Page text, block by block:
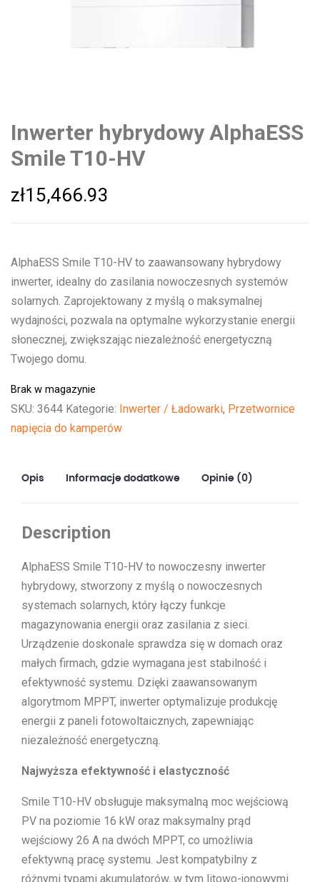
Inwerter hybrydowy AlphaESS
Smile T10-HV
zł15,466.93
AlphaESS Smile T10-HV to zaawansowany hybrydowy
inwerter, idealny do zasilania nowoczesnych systemów
solarnych. Zaprojektowany z myślą o maksymalnej
wydajności, pozwala na optymalne wykorzystanie energii
słonecznej, zwiększając niezależność energetyczną
Twojego domu.
Brak w magazynie
SKU: 3644 Kategorie: Inwerter / Ładowarki, Przetwornice
napięcia do kamperów
Opis Informacje dodatkowe Opinie (0)
Description
AlphaESS Smile T10-HV to nowoczesny inwerter
hybrydowy, stworzony z myślą o nowoczesnych
systemach solarnych, który łączy funkcje
magazynowania energii oraz zasilania z sieci.
Urządzenie doskonale sprawdza się w domach oraz
małych firmach, gdzie wymagana jest stabilność i
efektywność systemu. Dzięki zaawansowanym
algorytmom MPPT, inwerter optymalizuje produkcję
energii z paneli fotowoltaicznych, zapewniając
niezależność energetyczną.
Najwyższa efektywność i elastyczność
Smile T10-HV obsługuje maksymalną moc wejściową
PV na poziomie 16 kW oraz maksymalny prąd
wejściowy 26 A na dwóch MPPT, co umożliwia
efektywną pracę systemu. Jest kompatybilny z
różnymi typami akumulatorów, w tym litowo-jonowymi